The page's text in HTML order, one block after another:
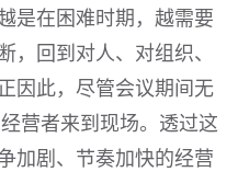
是在困难时期，越需要
回到对人、对组织、
因此，尽管会议期间无
营者来到现场。透过这
加剧、节奏加快的经营